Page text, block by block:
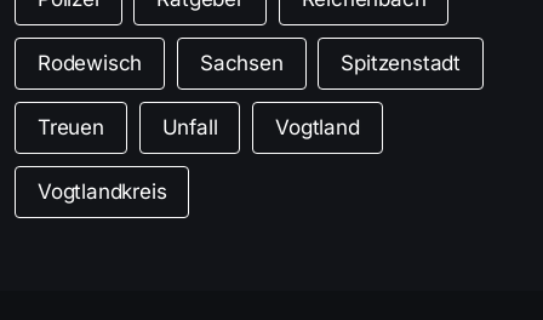
Rodewisch Sachsen Spitzenstadt
Treuen Unfall Vogtland
Vogtlandkreis